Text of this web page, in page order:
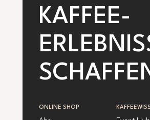
KAFFEE-
ONLINE SHOP